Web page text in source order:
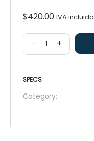
$420.00 IVA incluido
- +
SPECS
Category: